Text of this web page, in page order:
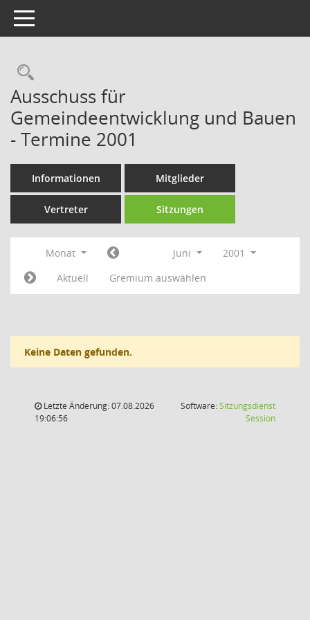
Toggle navigation
Rechercheauswahl
Ausschuss für
Gemeindeentwicklung und Bauen
- Termine 2001
Informationen Mitglieder
Vertreter Sitzungen
Monat Juni
2001
Aktuell
Gremium auswählen
Keine Daten gefunden.
Letzte Änderung: 07.08.2026
19:06:56
Software:Sitzungsdienst
Session(Wird in